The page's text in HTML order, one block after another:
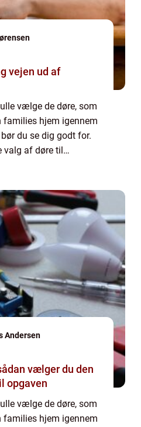
vælge de døre, som
families hjem igennem
du se dig godt for.
valg af døre til
Andersen
opgaven
vælge de døre, som
families hjem igennem